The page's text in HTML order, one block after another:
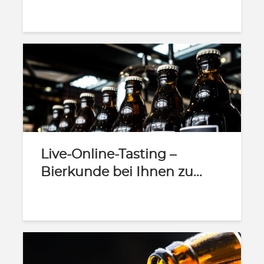
Live-Online-Tasting –
Bierkunde bei Ihnen zu...